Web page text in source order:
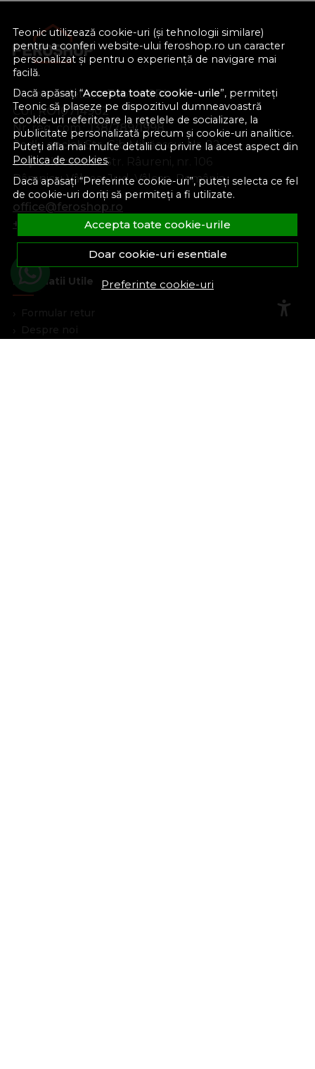
Teonic utilizează cookie-uri (și tehnologii similare)
pentru a conferi website-ului feroshop.ro un caracter
personalizat și pentru o experiență de navigare mai
facilă.
Dacă apăsați “Accepta toate cookie-urile”, permiteți
Teonic să plaseze pe dispozitivul dumneavoastră
cookie-uri referitoare la rețelele de socializare, la
publicitate personalizată precum și cookie-uri analitice.
Puteți afla mai multe detalii cu privire la acest aspect din
Politica de cookies.
Dacă apăsați “Preferinte cookie-uri”, puteți selecta ce fel
de cookie-uri doriți să permiteți a fi utilizate.
Accepta toate cookie-urile
Doar cookie-uri esentiale
Preferinte cookie-uri
Nume societate:Teonic SRL
CUI:RO10714902
Nr. reg. com.:J38/289/1998
Sediu social:Str. Gib Mihăescu, Nr. 22
Depozit central:Str. Râureni, nr. 106
Râmnicu Vâlcea, Jud. Vâlcea, România
office@feroshop.ro
+40 311 100 277
Informatii Utile
Formular retur
Despre noi